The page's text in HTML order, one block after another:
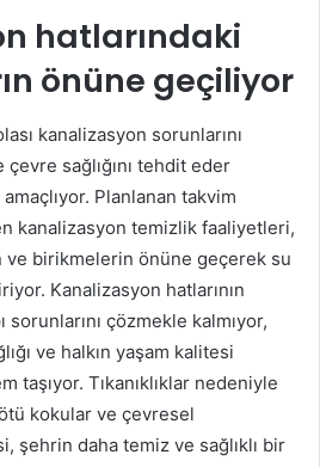
hatlarındaki
önüne geçiliyor
kanalizasyon sorunlarını
sağlığını tehdit eder
Planlanan takvim
kanalizasyon temizlik faaliyetleri,
ve birikmelerin önüne geçerek su
Kanalizasyon hatlarının
çözmekle kalmıyor,
ve halkın yaşam kalitesi
taşıyor. Tıkanıklıklar nedeniyle
kokular ve çevresel
şehrin daha temiz ve sağlıklı bir